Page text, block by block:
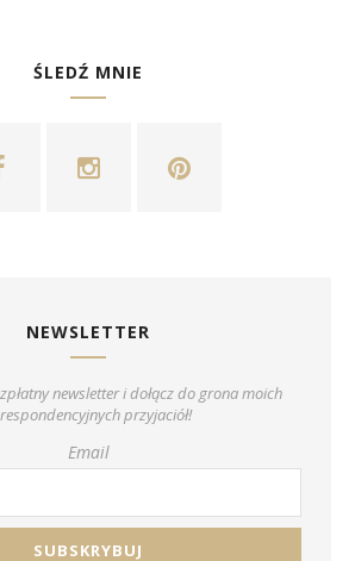
ŚLEDŹ MNIE
NEWSLETTER
newsletter i dołącz do grona moich
przyjaciół!
Email